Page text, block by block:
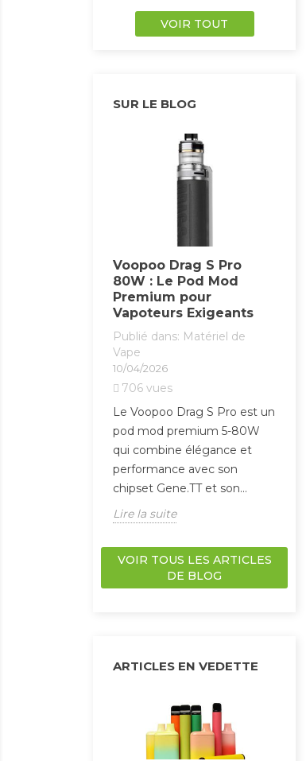
VOIR TOUT
SUR LE BLOG
Voopoo Drag S Pro
80W : Le Pod Mod
Premium pour
Vapoteurs Exigeants
Publié dans: Matériel de
Vape
10/04/2026
706 vues
Le Voopoo Drag S Pro est un
pod mod premium 5-80W
qui combine élégance et
performance avec son
chipset Gene.TT et son...
Lire la suite
VOIR TOUS LES ARTICLES
DE BLOG
ARTICLES EN VEDETTE